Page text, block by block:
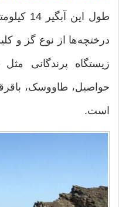
طول این
درختچه‌ها از نوع گز و
زیستگاه پرندگانی مثل
حواصیل، طاووسک،
است.